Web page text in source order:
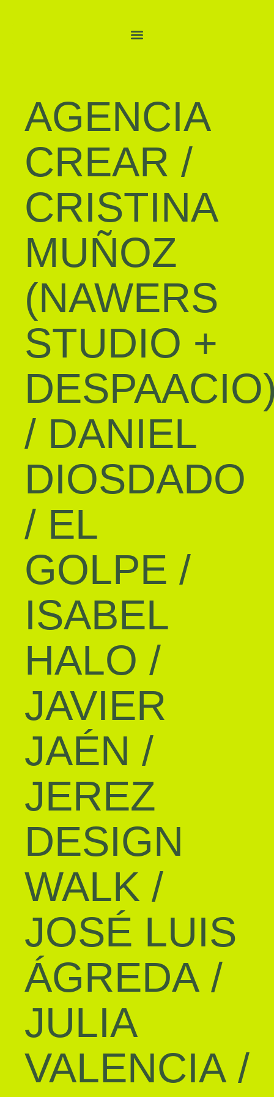
AGENCIA
CREAR /
CRISTINA
MUÑOZ
(NAWERS
STUDIO +
/ DANIEL
DIOSDADO
/ EL
GOLPE /
ISABEL
HALO /
JAVIER
JAÉN /
JEREZ
DESIGN
WALK /
JOSÉ LUIS
ÁGREDA /
JULIA
VALENCIA /